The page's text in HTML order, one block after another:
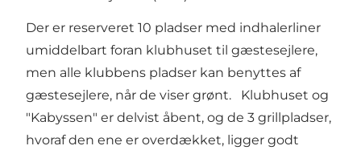
Der er reserveret 10 pladser med indhalerliner
umiddelbart foran klubhuset til gæstesejlere,
men alle klubbens pladser kan benyttes af
gæstesejlere, når de viser grønt. Klubhuset og
"Kabyssen" er delvist åbent, og de 3 grillpladser,
hvoraf den ene er overdækket, ligger godt